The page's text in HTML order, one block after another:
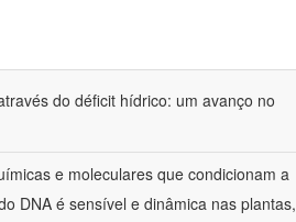
do déficit hídrico: um avanço no
e moleculares que condicionam a
DNA é sensível e dinâmica nas plantas,